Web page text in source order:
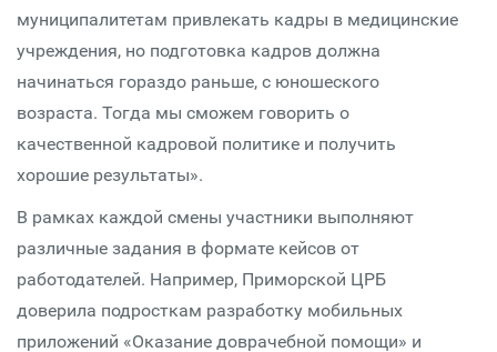
муниципалитетам привлекать кадры в медицинские
учреждения, но подготовка кадров должна
начинаться гораздо раньше, с юношеского
возраста. Тогда мы сможем говорить о
качественной кадровой политике и получить
хорошие результаты».
В рамках каждой смены участники выполняют
различные задания в формате кейсов от
работодателей. Например, Приморской ЦРБ
доверила подросткам разработку мобильных
приложений «Оказание доврачебной помощи» и